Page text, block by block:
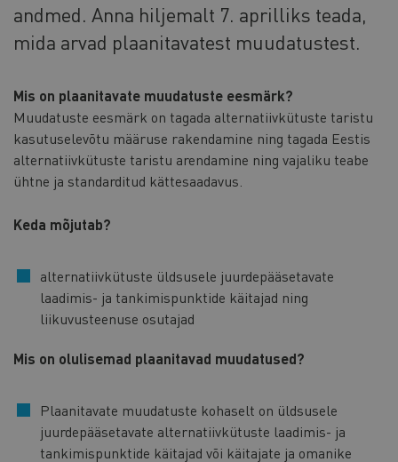
andmed. Anna hiljemalt 7. aprilliks teada,
mida arvad plaanitavatest muudatustest.
Mis on plaanitavate muudatuste eesmärk?
Muudatuste eesmärk on tagada alternatiivkütuste taristu
kasutuselevõtu määruse rakendamine ning tagada Eestis
alternatiivkütuste taristu arendamine ning vajaliku teabe
ühtne ja standarditud kättesaadavus.
Keda mõjutab?
alternatiivkütuste üldsusele juurdepääsetavate
laadimis- ja tankimispunktide käitajad ning
liikuvusteenuse osutajad
Mis on olulisemad plaanitavad muudatused?
Plaanitavate muudatuste kohaselt on üldsusele
juurdepääsetavate alternatiivkütuste laadimis- ja
tankimispunktide käitajad või käitajate ja omanike